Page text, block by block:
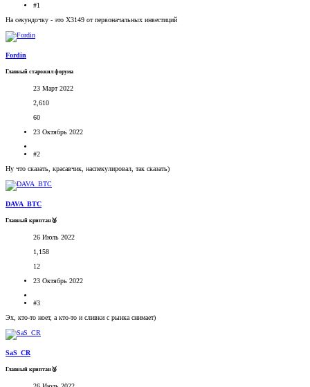
#1
На секундочку - это Х3149 от первоначальных инвестиций
Fordin
Главный старожил форума
23 Март 2022
2,610
60
23 Октябрь 2022
#2
Ну что сказать, красавчик, наспекулировал, так сказать)
DAVA_BTC
Главный криптан🥈
26 Июль 2022
1,158
12
23 Октябрь 2022
#3
Эх, кто-то ноет, а кто-то и сливки с рынка снимает)
SaS_CR
Главный криптан🥈